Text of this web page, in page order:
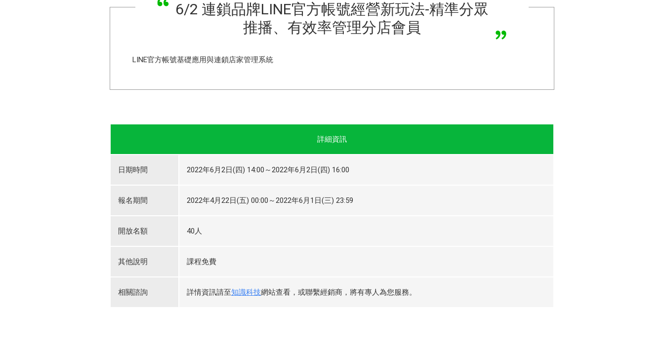
6/2 連鎖品牌LINE官方帳號經營新玩法-精準分眾
推播、有效率管理分店會員
LINE官方帳號基礎應用與連鎖店家管理系統
詳細資訊
日期時間 2022年6月2日(四) 14:00～2022年6月2日(四) 16:00
報名期間 2022年4月22日(五) 00:00～2022年6月1日(三) 23:59
開放名額 40人
其他說明 課程免費
相關諮詢 詳情資訊請至知識科技網站查看，或聯繫經銷商，將有專人為您服務。